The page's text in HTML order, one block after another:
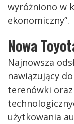
wyróżniono w
ekonomiczny”.
Nowa
Najnowsza
nawiązujący
terenówki
użytkowania